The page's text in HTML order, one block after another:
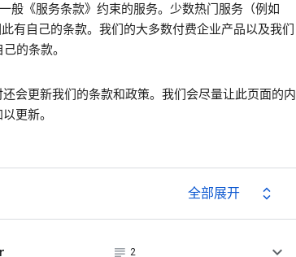
般《服务条款》约束的服务。少数热门服务（例如
有自己的条款。我们的大多数付费企业产品以及我们
的条款。
会更新我们的条款和政策。我们会尽量让此页面的内
更新。
全部展开 expand_all
subject_black
2 